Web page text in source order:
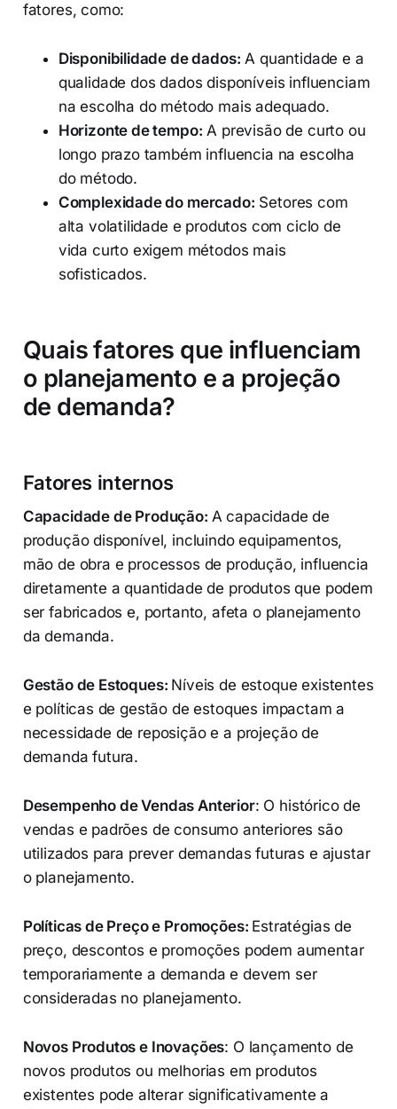
fatores, como:
Disponibilidade de dados: A quantidade e a
qualidade dos dados disponíveis influenciam
na escolha do método mais adequado.
Horizonte de tempo: A previsão de curto ou
longo prazo também influencia na escolha
do método.
Complexidade do mercado: Setores com
alta volatilidade e produtos com ciclo de
vida curto exigem métodos mais
sofisticados.
Quais fatores que influenciam
o planejamento e a projeção
de demanda?
Fatores internos
Capacidade de Produção: A capacidade de
produção disponível, incluindo equipamentos,
mão de obra e processos de produção, influencia
diretamente a quantidade de produtos que podem
ser fabricados e, portanto, afeta o planejamento
da demanda.
Gestão de Estoques: Níveis de estoque existentes
e políticas de gestão de estoques impactam a
necessidade de reposição e a projeção de
demanda futura.
Desempenho de Vendas Anterior: O histórico de
vendas e padrões de consumo anteriores são
utilizados para prever demandas futuras e ajustar
o planejamento.
Políticas de Preço e Promoções: Estratégias de
preço, descontos e promoções podem aumentar
temporariamente a demanda e devem ser
consideradas no planejamento.
Novos Produtos e Inovações: O lançamento de
novos produtos ou melhorias em produtos
existentes pode alterar significativamente a